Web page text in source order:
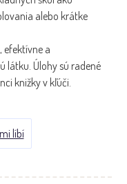
alebo krátke
efektívne a
látku. Úlohy sú radené
knižky v kľúči.
líbí